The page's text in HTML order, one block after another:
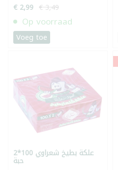
€ 2,99 € 3,49
Op voorraad
Voeg toe
علكة بطيخ شعراوي 100*2
حبة